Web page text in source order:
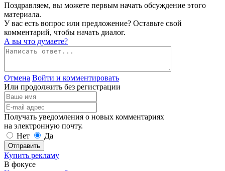
Поздравляем, вы можете первым начать обсуждение этого
материала.
У вас есть вопрос или предложение? Оставьте свой
комментарий, чтобы начать диалог.
А вы что думаете?
Отмена Войти и комментировать
Или продолжить без регистрации
Получать уведомления о новых комментариях
на электронную почту.
Нет
Да
Отправить
Купить рекламу
В фокусе